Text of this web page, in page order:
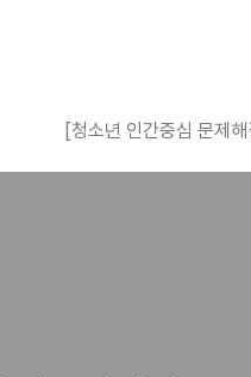
[청소년 인간중심 문제